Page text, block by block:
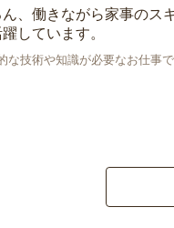
、働きながら家事のス
しています。
技術や知識が必要なお仕事で